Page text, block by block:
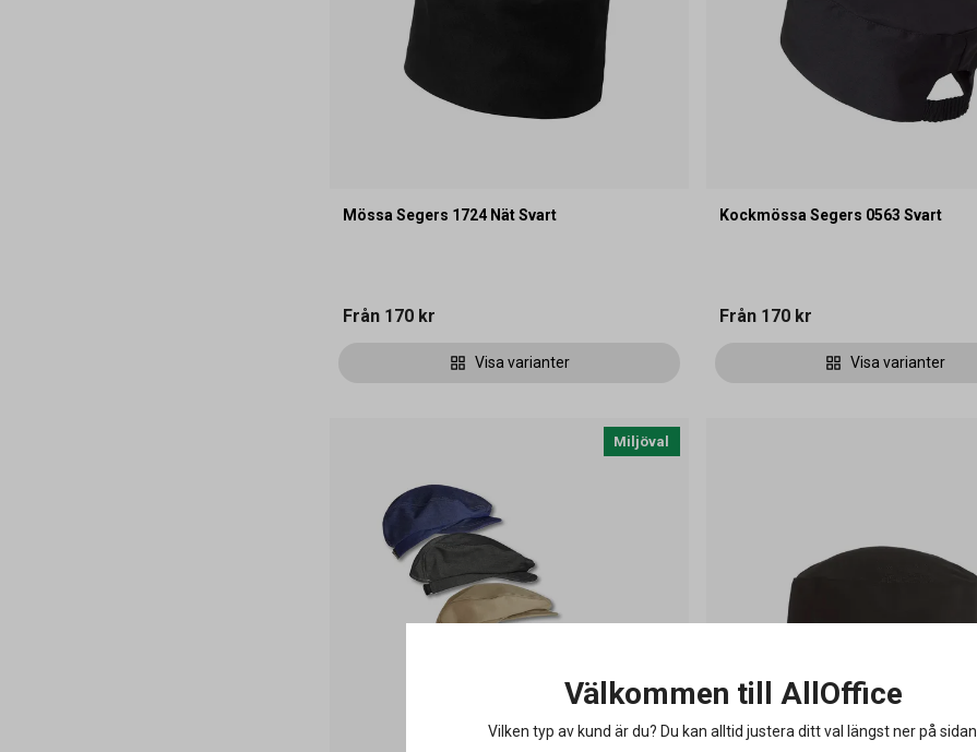
Mössa Segers 1724 Nät Svart
Från 170 kr
Visa varianter
Kockmössa Segers 0563 Svart
Från 170 kr
Visa varianter
Miljöval
Välkommen till AllOffice
Vilken typ av kund är du? Du kan alltid justera ditt val längst ner på sidan.